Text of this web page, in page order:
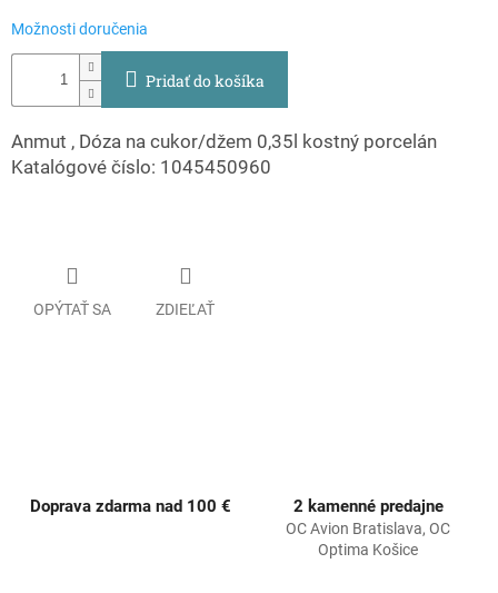
Možnosti doručenia
Pridať do košíka
Anmut , Dóza na cukor/džem 0,35l kostný porcelán
Katalógové číslo: 1045450960
OPÝTAŤ SA ZDIEĽAŤ
Doprava zdarma nad 100 € 2 kamenné predajne
OC Avion Bratislava, OC
Optima Košice